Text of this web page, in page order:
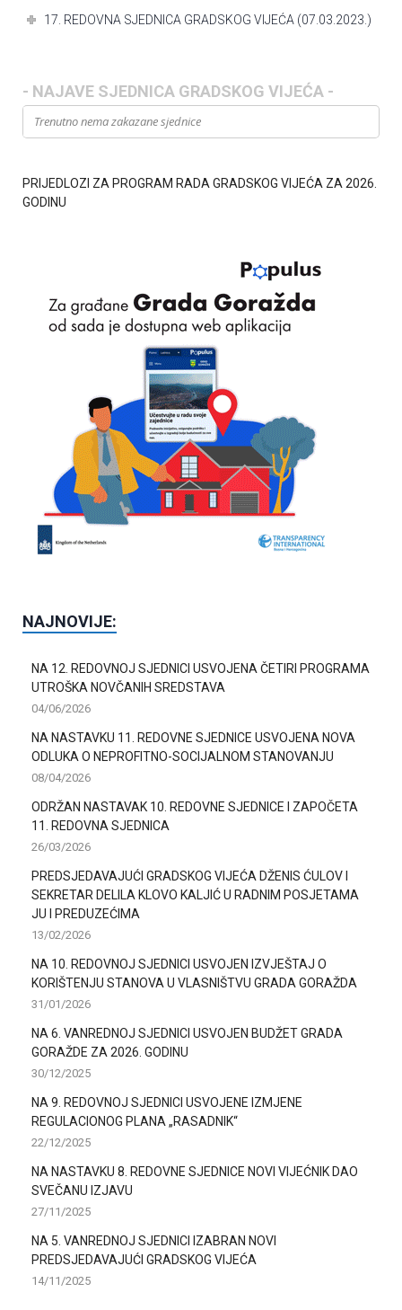
17. REDOVNA SJEDNICA GRADSKOG VIJEĆA (07.03.2023.)
- NAJAVE SJEDNICA GRADSKOG VIJEĆA -
Trenutno nema zakazane sjednice
PRIJEDLOZI ZA PROGRAM RADA GRADSKOG VIJEĆA ZA 2026.
GODINU
NAJNOVIJE:
NA 12. REDOVNOJ SJEDNICI USVOJENA ČETIRI PROGRAMA
UTROŠKA NOVČANIH SREDSTAVA
04/06/2026
NA NASTAVKU 11. REDOVNE SJEDNICE USVOJENA NOVA
ODLUKA O NEPROFITNO-SOCIJALNOM STANOVANJU
08/04/2026
ODRŽAN NASTAVAK 10. REDOVNE SJEDNICE I ZAPOČETA
11. REDOVNA SJEDNICA
26/03/2026
PREDSJEDAVAJUĆI GRADSKOG VIJEĆA DŽENIS ĆULOV I
SEKRETAR DELILA KLOVO KALJIĆ U RADNIM POSJETAMA
JU I PREDUZEĆIMA
13/02/2026
NA 10. REDOVNOJ SJEDNICI USVOJEN IZVJEŠTAJ O
KORIŠTENJU STANOVA U VLASNIŠTVU GRADA GORAŽDA
31/01/2026
NA 6. VANREDNOJ SJEDNICI USVOJEN BUDŽET GRADA
GORAŽDE ZA 2026. GODINU
30/12/2025
NA 9. REDOVNOJ SJEDNICI USVOJENE IZMJENE
REGULACIONOG PLANA „RASADNIK“
22/12/2025
NA NASTAVKU 8. REDOVNE SJEDNICE NOVI VIJEĆNIK DAO
SVEČANU IZJAVU
27/11/2025
NA 5. VANREDNOJ SJEDNICI IZABRAN NOVI
PREDSJEDAVAJUĆI GRADSKOG VIJEĆA
14/11/2025